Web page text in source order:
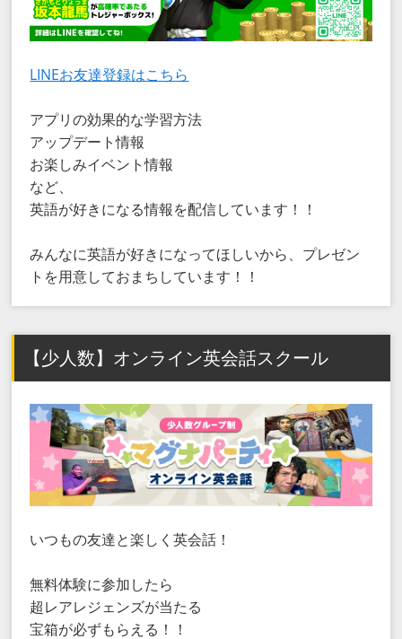
LINEお友達登録はこちら
アプリの効果的な学習方法
アップデート情報
お楽しみイベント情報
など、
英語が好きになる情報を配信しています！！
みんなに英語が好きになってほしいから、プレゼン
トを用意しておまちしています！！
【少人数】オンライン英会話スクール
いつもの友達と楽しく英会話！
無料体験に参加したら
超レアレジェンズが当たる
宝箱が必ずもらえる！！